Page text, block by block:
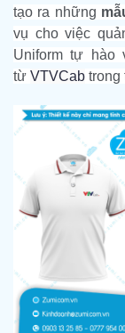
tạo ra những
vụ cho việc
Uniform tự
từ VTVCab trong